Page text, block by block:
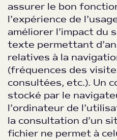
assurer le bon
l’expérience de
améliorer l’impact du
texte permettant
relatives à la
(fréquences des
consultées, etc.). Un
stocké par le
l’ordinateur de
la consultation d’un
fichier ne permet à